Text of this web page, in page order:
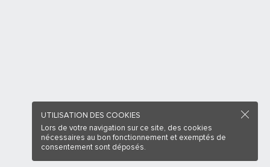
UTILISATION DES COOKIES
Lors de votre navigation sur ce site, des cookies
nécessaires au bon fonctionnement et exemptés de
consentement sont déposés.